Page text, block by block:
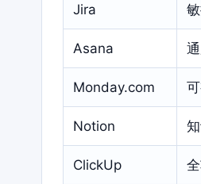
Jira
Asana
Monday.com
Notion
ClickUp